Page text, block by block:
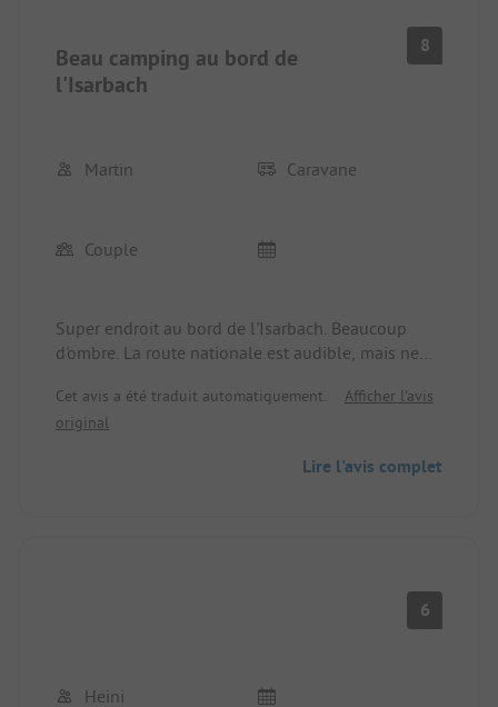
Beau camping au bord de
l'Isarbach
8
Martin Caravane
Couple
Super endroit au bord de l'Isarbach. Beaucoup
d'ombre. La route nationale est audible, mais ne
Délicieux schnitzel, grandes portions, jardin à
bière. Chiens tenus en laisse autorisés. Club de
Cet avis a été traduit automatiquement.
Afficher l'avis
original
Lire l'avis complet
6
Heini